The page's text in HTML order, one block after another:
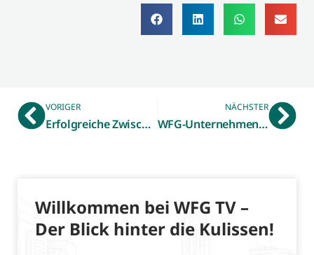
VORIGER
Erfolgreiche Zwischenbilanz nach sechs Monaten: Mehr als 400 Kinder besuchten die Forschergalerie in Gronau-Epe
NÄCHSTER
WFG-Unternehmensbefragung zeigt Stimmungsbild der Wirtschaft:
Willkommen bei WFG TV –
Der Blick hinter die Kulissen!